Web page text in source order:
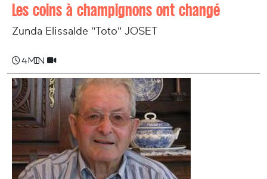
Les coins à champignons ont changé
Zunda Elissalde "Toto" JOSET
4 min